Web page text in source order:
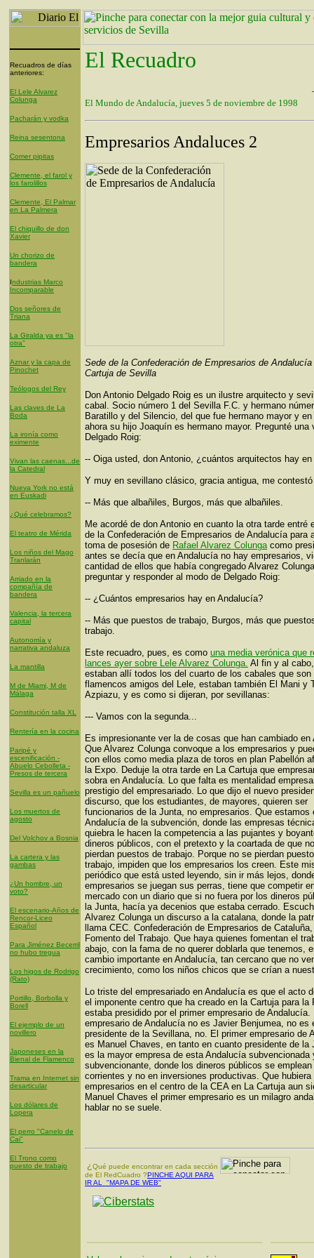
Recuadros de días
anteriores:
El Lele Alvarez
Colunga
Pacharán y vodka
Reina sesentona
Comer pipitas
Clemente, el farol y
los farolillos
Clemente, El Palmar
en La Palmera
El chiquillo de don
Xavier
Un chorizo de
bandera
Industrias Marco
Incomparable
Dos señores de
Triana
La Giralda ya es "la
otra"
Aznar y la capa de
Pinochet
Teólogos del Rey
Las claves de La
Boda
La ironía como
eximente
Vivan las caenas...de
la Catedral
Nueva York no está
en Euskadi
¿Qué celebramos?
El teatro de Mérida
Los niños del Mago
Tranlarán
Arriado en la
compañía de
bandera
Valencia, la tercera
capital
Autonomía y
narrativa andaluza
La mantilla
M de Miami, M de
Málaga
Constitución talla XL
Rentería en la cocina
Paripé y
escenificación -
Abuelo Cebolleta -
Presos de tercera
Sevilla es un pañuelo
Los muertos de
agosto
Del Volchov a Bosnia
La cartera y las
gambas
¿Un hombre, un
voto?
El escenario-Años de
Rencor-Liceo
Español
Para Jiménez Becerril
no hubo tregua
Los higos de Rodrigo
(Rato)
Portillo, Borbolla y
Borell
El ejemplo de un
novillero
Japoneses en la
Bienal de Flamenco
Trama en Internet sin
desarticular
Los dólares de
Lopera
El perro "Canelo de
Cai"
El Trono como
puesto de trabajo
El Recuadro
El Mundo de Andalucía, jueves 5 de noviembre de 1998
Empresarios Andaluces 2
Sede de la Confederación de Empresarios de Andalucía
Cartuja de Sevilla
Don Antonio Delgado Roig es un ilustre arquitecto y
cabal. Socio número 1 del Sevilla F.C. y hermano
Baratillo y del Silencio, del que fue hermano mayor y en
ahora su hijo Joaquín es hermano mayor. Pregunté una
Delgado Roig:
-- Oiga usted, don Antonio, ¿cuántos arquitectos hay
Y muy en sevillano clásico, gracia antigua, me
-- Más que albañiles, Burgos, más que albañiles.
Me acordé de don Antonio en cuanto la otra tarde entré
de la Confederación de Empresarios de Andalucía para
toma de posesión de Rafael Alvarez Colungacomo
antes se decía que en Andalucía no hay empresarios,
cantidad de ellos que había congregado Alvarez
preguntar y responder al modo de Delgado Roig:
-- ¿Cuántos empresarios hay en Andalucía?
-- Más que puestos de trabajo, Burgos, más que
trabajo.
Este recuadro, pues, es como una media verónica que
lances ayer sobre Lele Alvarez Colunga. Al fin y al
estaban allí todos los del cuarto de los cabales que son
flamencos amigos del Lele, estaban también El Mani y
Azpiazu, y es como si dijeran, por sevillanas:
--- Vamos con la segunda...
Es impresionante ver la de cosas que han cambiado en
Que Alvarez Colunga convoque a los empresarios y
con ellos como media plaza de toros en plan Pabellón
la Expo. Deduje la otra tarde en La Cartuja que
sobra en Andalucía. Lo que falta es mentalidad
prestigio del empresariado. Lo que dijo el nuevo
discurso, que los estudiantes, de mayores, quieren ser
funcionarios de la Junta, no empresarios. Que estamos
Andalucía de la subvención, donde las empresas
quiebra le hacen la competencia a las pujantes y
dineros públicos, con el pretexto y la coartada de que
pierdan puestos de trabajo. Porque no se pierdan
trabajo, impiden que los empresarios los creen. Este
periódico que está usted leyendo, sin ir más lejos,
empresarios se juegan sus perras, tiene que competir
mercado con un diario que si no fuera por los dineros
la Junta, hacía ya decenios que estaba cerrado.
Alvarez Colunga un discurso a la catalana, donde la
llama CEC. Confederación de Empresarios de
Fomento del Trabajo. Que haya quienes fomentan el
abajo, con la fama de no querer doblarla que tenemos,
cambio importante en Andalucía, tan cercano que no
crecimiento, como los niños chicos que se crían a
Lo triste del empresariado en Andalucía es que el acto
el imponente centro que ha creado en la Cartuja para la
estaba presidido por el primer empresario de Andalucía.
empresario de Andalucía no es Javier Benjumea, no es
presidente de la Sevillana, no. El primer empresario de
es Manuel Chaves, en tanto en cuanto presidente de la
es la mayor empresa de esta Andalucía subvencionada
subvencionante, donde los dineros públicos se
corrientes y no en inversiones productivas. Que hubiera
empresarios en el centro de la CEA en La Cartuja aun
Manuel Chaves el primer empresario es un milagro
hablar no se suele.
¿ Qué puede encontrar en cada sección
de El RedCuadro ?PINCHE AQUI PARA
IR AL "MAPA DE WEB"